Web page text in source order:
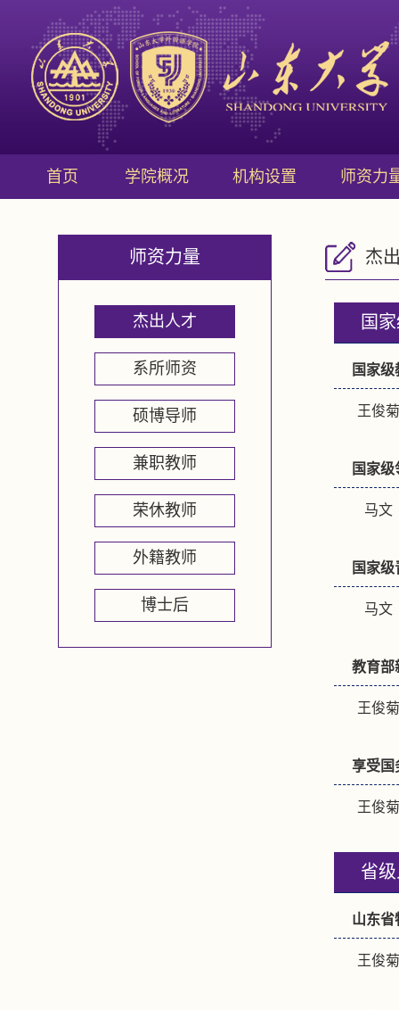
首页 学院概况 机构设置 师资力
师资力量
杰出人才
系所师资
硕博导师
兼职教师
荣休教师
外籍教师
博士后
杰
国
国家
王俊
国家
马文
国家
马文
教育部
王俊
享受国
王俊
省
山东省
王俊